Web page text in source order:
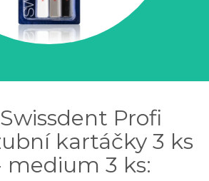
Profi
kartáčky 3 ks
medium 3 ks: